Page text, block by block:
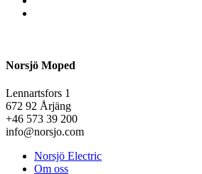
Norsjö Moped
Lennartsfors 1
672 92 Årjäng
+46 573 39 200
info@norsjo.com
Norsjö Electric
Om oss